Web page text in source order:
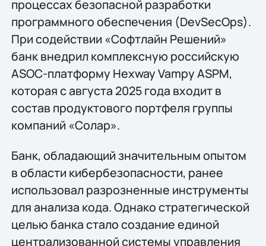
процессах безопасной разработки
программного обеспечения (DevSecOps).
При содействии «Софтлайн Решений»
банк внедрил комплексную российскую
ASOC-платформу Hexway Vampy ASPM,
которая с августа 2025 года входит в
состав продуктового портфеля группы
компаний «Солар».
Банк, обладающий значительным опытом
в области кибербезопасности, ранее
использовал разрозненные инструменты
для анализа кода. Однако стратегической
целью банка стало создание единой
централизованной системы управления